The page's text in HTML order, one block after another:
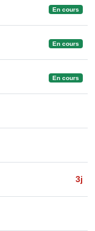
En cours
En cours
En cours
3j